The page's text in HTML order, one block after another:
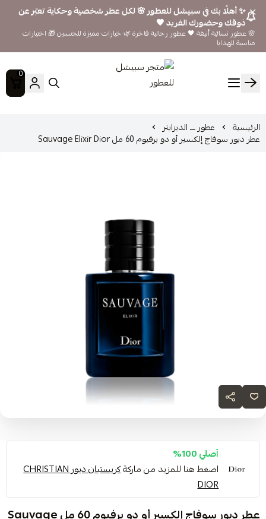
✨ أهلًا بك في سبيشل للعطور 🌸 لكل عطر شخصية وحكاية تعبّر عن
ذوقك وحضورك الفريد 🖤
🌸 عطور نسائية أنيقة 🖤 عطور رجالية فاخرة 🌿 خيارات مميزة للجنسين 🎁 اختيارات
مناسبة للهدايا
متجر سبيشل للعطور
0
الرئيسية عطور ـــ الديزاينر
عطر ديور سوفاج إلكسير أو دو برفيوم 60 مل Sauvage Elixir Dior
أصلي 100%
اضغط هنا للمزيد من ماركة
كريستيان ديور CHRISTIAN
DIOR
عطر ديور سوفاج إلكسير أو دو برفيوم 60 مل Sauvage